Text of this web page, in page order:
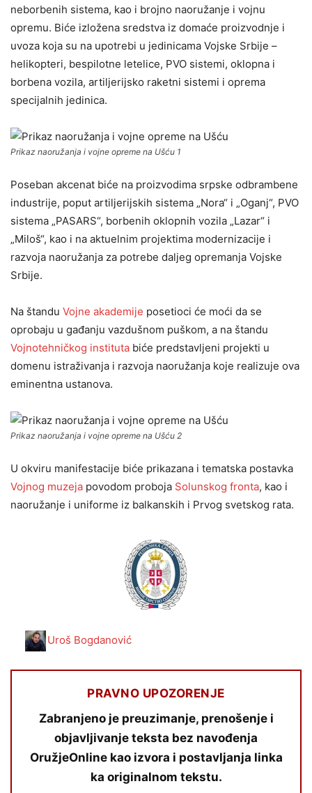
neborbenih sistema, kao i brojno naoružanje i vojnu
opremu. Biće izložena sredstva iz domaće proizvodnje i
uvoza koja su na upotrebi u jedinicama Vojske Srbije –
helikopteri, bespilotne letelice, PVO sistemi, oklopna i
borbena vozila, artiljerijsko raketni sistemi i oprema
specijalnih jedinica.
Prikaz naoružanja i vojne opreme na Ušću 1
Poseban akcenat biće na proizvodima srpske odbrambene
industrije, poput artiljerijskih sistema „Nora“ i „Oganj“, PVO
sistema „PASARS“, borbenih oklopnih vozila „Lazar“ i
„Miloš“, kao i na aktuelnim projektima modernizacije i
razvoja naoružanja za potrebe daljeg opremanja Vojske
Srbije.
Na štandu Vojne akademije posetioci će moći da se
oprobaju u gađanju vazdušnom puškom, a na štandu
Vojnotehničkog instituta biće predstavljeni projekti u
domenu istraživanja i razvoja naoružanja koje realizuje ova
eminentna ustanova.
Prikaz naoružanja i vojne opreme na Ušću 2
U okviru manifestacije biće prikazana i tematska postavka
Vojnog muzeja povodom proboja Solunskog fronta, kao i
naoružanje i uniforme iz balkanskih i Prvog svetskog rata.
Uroš Bogdanović
PRAVNO UPOZORENJE
Zabranjeno je preuzimanje, prenošenje i
objavljivanje teksta bez navođenja
OružjeOnline kao izvora i postavljanja linka
ka originalnom tekstu.